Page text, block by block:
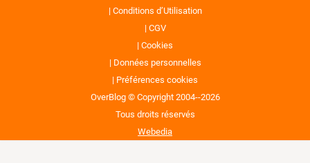
Conditions d’Utilisation
CGV
Cookies
Données personnelles
Préférences cookies
OverBlog © Copyright 2004--2026
Tous droits réservés
Webedia